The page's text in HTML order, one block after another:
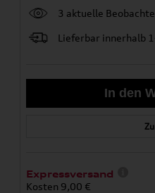
3 aktuelle
Lieferbar innerhalb
Expressversand
Kosten 9,00 €